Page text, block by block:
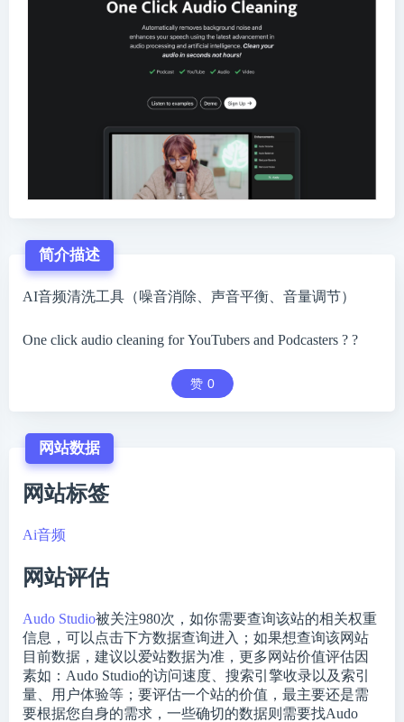
简介描述
AI音频清洗工具（噪音消除、声音平衡、音量调节）
One click audio cleaning for YouTubers and Podcasters ?️ ?
赞 0
网站数据
网站标签
Ai音频
网站评估
Audo Studio被关注980次，如你需要查询该站的相关权重
信息，可以点击下方数据查询进入；如果想查询该网站
目前数据，建议以爱站数据为准，更多网站价值评估因
素如：Audo Studio的访问速度、搜索引擎收录以及索引
量、用户体验等；要评估一个站的价值，最主要还是需
要根据您自身的需求，一些确切的数据则需要找Audo